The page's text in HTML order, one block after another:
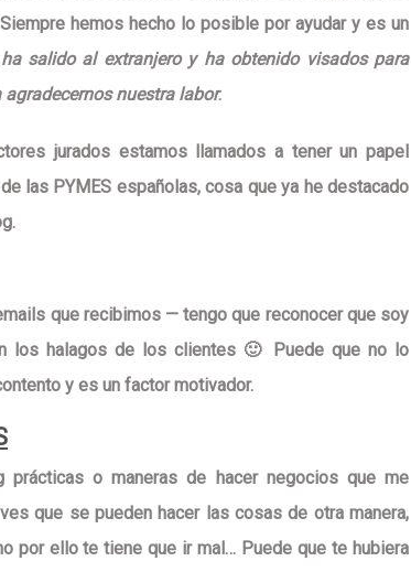
hemos hecho lo posible por ayudar y es un
salido al extranjero y ha obtenido visados para
nuestra labor.
jurados estamos llamados a tener un papel
las PYMES españolas, cosa que ya he destacado
que recibimos — tengo que reconocer que soy
los halagosde los clientes 🙂 Puede que no lo
y es un factor motivador.
prácticas o maneras de hacer negocios que me
que se pueden hacer las cosas de otra manera,
por ello te tiene que ir mal… Puede que te hubiera